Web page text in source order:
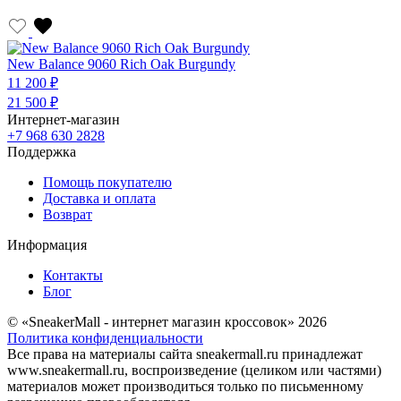
New Balance 9060 Rich Oak Burgundy
11 200 ₽
21 500 ₽
Интернет-магазин
+7 968 630 2828
Поддержка
Помощь покупателю
Доставка и оплата
Возврат
Информация
Контакты
Блог
© «SneakerMall - интернет магазин кроссовок» 2026
Политика конфиденциальности
Все права на материалы сайта sneakermall.ru принадлежат
www.sneakermall.ru, воспроизведение (целиком или частями)
материалов может производиться только по письменному